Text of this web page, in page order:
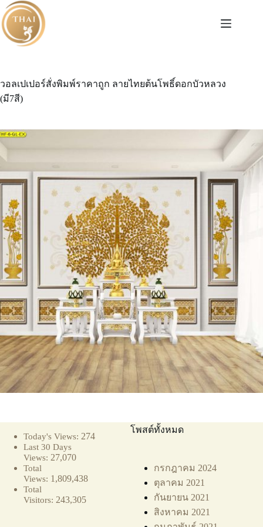
Skip
to
content
วอลเปเปอร์สั่งพิมพ์ราคาถูก ลายไทยต้นโพธิ์ดอกบัวหลวง
(มี7สี)
Today's Views: 274
Last 30 Days
Views: 27,070
Total
Views: 1,809,438
Total
Visitors: 243,305
โพสต์ทั้งหมด
กรกฎาคม 2024
ตุลาคม 2021
กันยายน 2021
สิงหาคม 2021